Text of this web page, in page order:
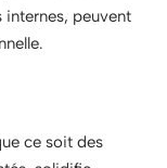
internes, peuvent
ce soit des